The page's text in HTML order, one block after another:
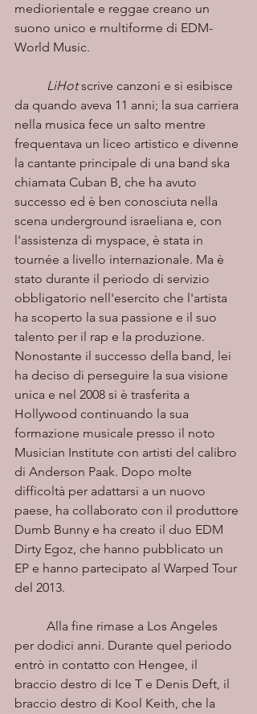
mediorientale e reggae creano un
suono unico e multiforme di EDM-
World Music.
LiHot scrive canzoni e si esibisce
da quando aveva 11 anni; la sua carriera
nella musica fece un salto mentre
frequentava un liceo artistico e divenne
la cantante principale di una band ska
chiamata Cuban B, che ha avuto
successo ed è ben conosciuta nella
scena underground israeliana e, con
l'assistenza di myspace, è stata in
tournée a livello internazionale. Ma è
stato durante il periodo di servizio
obbligatorio nell'esercito che l'artista
ha scoperto la sua passione e il suo
talento per il rap e la produzione.
Nonostante il successo della band, lei
ha deciso di perseguire la sua visione
unica e nel 2008 si è trasferita a
Hollywood continuando la sua
formazione musicale presso il noto
Musician Institute con artisti del calibro
di Anderson Paak. Dopo molte
difficoltà per adattarsi a un nuovo
paese, ha collaborato con il produttore
Dumb Bunny e ha creato il duo EDM
Dirty Egoz, che hanno pubblicato un
EP e hanno partecipato al Warped Tour
del 2013.
per dodici anni. Durante quel periodo
entrò in contatto con Hengee, il
braccio destro di Ice T e Denis Deft, il
braccio destro di Kool Keith, che la